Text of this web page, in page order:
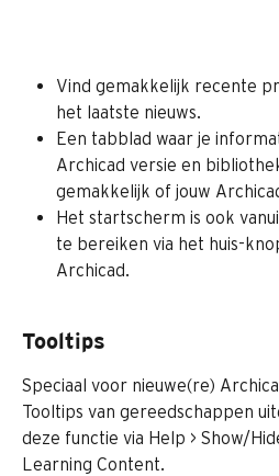
Vind gemakkelijk recente
het laatste nieuws.
Een tabblad waar je
Archicad versie en
gemakkelijk of jouw
Het startscherm is ook
te bereiken via het huis-
Archicad.
Tooltips
Speciaal voor nieuwe(re)
Tooltips van gereedschappen
deze functie via Help > Show/
Learning Content.